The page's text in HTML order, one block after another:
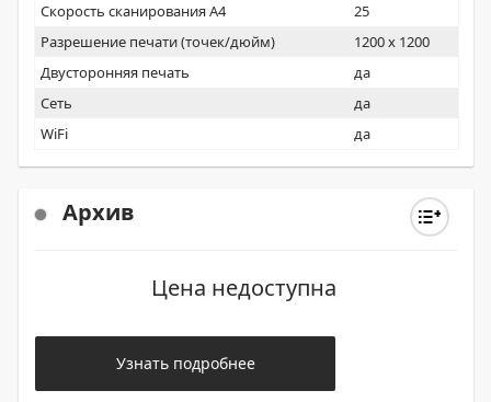
Скорость сканирования А4
25
Разрешение печати (точек/дюйм)
1200 x 1200
Двусторонняя печать
да
Сеть
да
WiFi
да
Архив
Цена недоступна
Узнать подробнее